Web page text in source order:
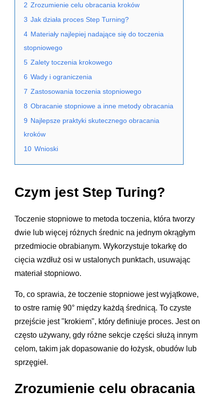
2 Zrozumienie celu obracania kroków
3 Jak działa proces Step Turning?
4 Materiały najlepiej nadające się do toczenia
stopniowego
5 Zalety toczenia krokowego
6 Wady i ograniczenia
7 Zastosowania toczenia stopniowego
8 Obracanie stopniowe a inne metody obracania
9 Najlepsze praktyki skutecznego obracania
kroków
10 Wnioski
Czym jest Step Turing?
Toczenie stopniowe to metoda toczenia, która tworzy
dwie lub więcej różnych średnic na jednym okrągłym
przedmiocie obrabianym. Wykorzystuje tokarkę do
cięcia wzdłuż osi w ustalonych punktach, usuwając
materiał stopniowo.
To, co sprawia, że toczenie stopniowe jest wyjątkowe,
to ostre ramię 90° między każdą średnicą. To czyste
przejście jest "krokiem", który definiuje proces. Jest on
często używany, gdy różne sekcje części służą innym
celom, takim jak dopasowanie do łożysk, obudów lub
sprzęgieł.
Zrozumienie celu obracania